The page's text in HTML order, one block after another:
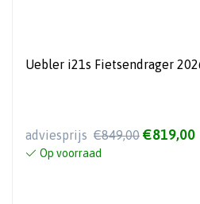
adviesprijs €849,00 €819,00
Op voorraad